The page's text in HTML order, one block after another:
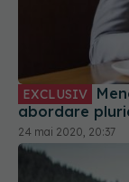
EXCLUSIV
abordare
24 mai 2020, 20:37